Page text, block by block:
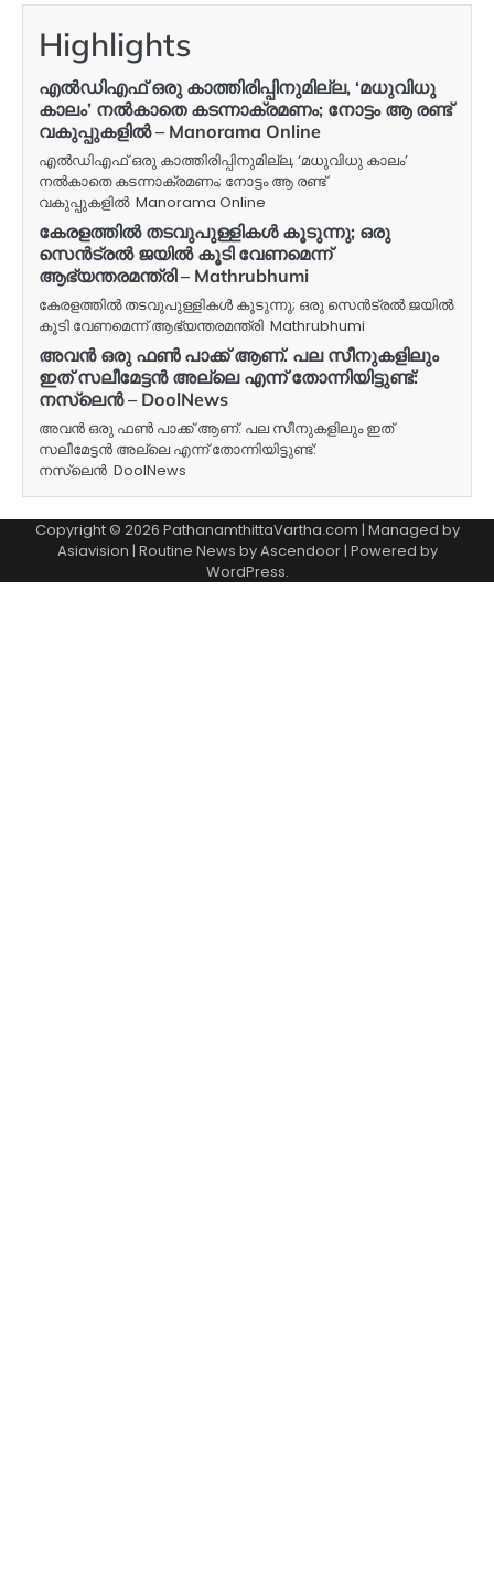
Highlights
എൽഡിഎഫ് ഒരു കാത്തിരിപ്പിനുമില്ല, ‘മധുവിധു
കാലം’ നൽകാതെ കടന്നാക്രമണം; നോട്ടം ആ രണ്ട്
വകുപ്പുകളിൽ – Manorama Online
എൽഡിഎഫ് ഒരു കാത്തിരിപ്പിനുമില്ല, ‘മധുവിധു കാലം’
നൽകാതെ കടന്നാക്രമണം; നോട്ടം ആ രണ്ട്
വകുപ്പുകളിൽ Manorama Online
കേരളത്തിൽ തടവുപുള്ളികൾ കൂടുന്നു; ഒരു
സെൻട്രൽ ജയിൽ കൂടി വേണമെന്ന്
ആഭ്യന്തരമന്ത്രി – Mathrubhumi
കേരളത്തിൽ തടവുപുള്ളികൾ കൂടുന്നു; ഒരു സെൻട്രൽ ജയിൽ
കൂടി വേണമെന്ന് ആഭ്യന്തരമന്ത്രി Mathrubhumi
അവൻ ഒരു ഫൺ പാക്ക് ആണ്. പല സീനുകളിലും
ഇത് സലീമേട്ടൻ അല്ലെ എന്ന് തോന്നിയിട്ടുണ്ട്:
നസ്‌ലെൻ – DoolNews
അവൻ ഒരു ഫൺ പാക്ക് ആണ്. പല സീനുകളിലും ഇത്
സലീമേട്ടൻ അല്ലെ എന്ന് തോന്നിയിട്ടുണ്ട്:
നസ്‌ലെൻ DoolNews
Copyright © 2026 PathanamthittaVartha.com | Managed by
Asiavision | Routine News byAscendoor| Powered by
WordPress.